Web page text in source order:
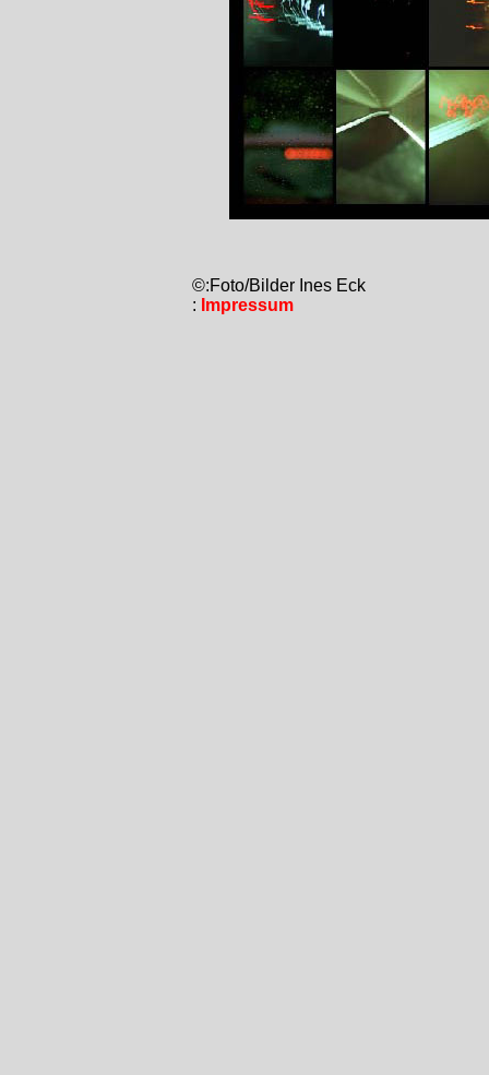
©:Foto/Bilder Ines Eck
: Impressum